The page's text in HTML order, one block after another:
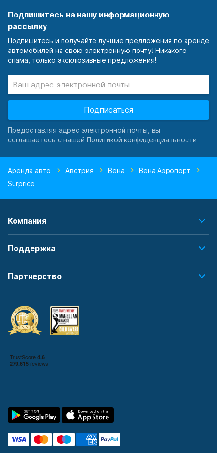
Подпишитесь на нашу информационную
рассылку
Подпишитесь и получайте лучшие предложения по аренде
автомобилей на свою электронную почту! Никакого
спама, только эксклюзивные предложения!
Подписаться
Предоставляя адрес электронной почты, вы
соглашаетесь с нашей Политикой конфиденциальности
Аренда авто Австрия Вена
Вена Аэропорт
Surprice
Компания
Поддержка
Партнерство